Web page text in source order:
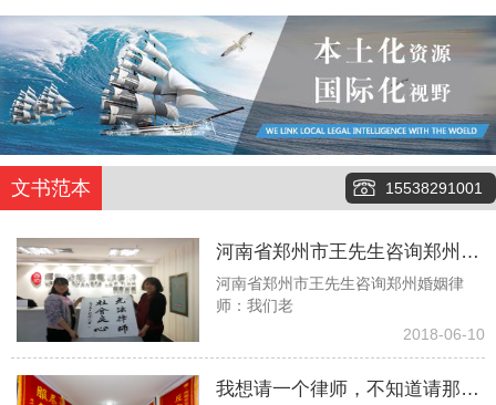
文书范本 15538291001
河南省郑州市王先生咨询郑州婚
姻律师：我们老伴俩今年都八十
多了，没有任何经济来源，有两
河南省郑州市王先生咨询郑州婚姻律
师：我们老
2018-06-10
我想请一个律师，不知道请那个